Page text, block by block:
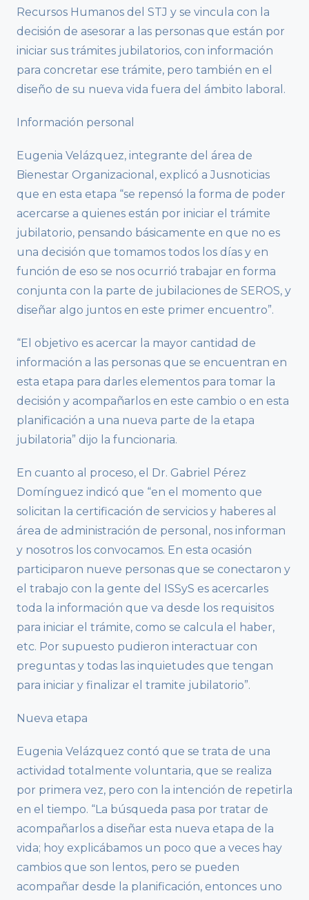
Recursos Humanos del STJ y se vincula con la
decisión de asesorar a las personas que están por
iniciar sus trámites jubilatorios, con información
para concretar ese trámite, pero también en el
diseño de su nueva vida fuera del ámbito laboral.
Información personal
Eugenia Velázquez, integrante del área de
Bienestar Organizacional, explicó a Jusnoticias
que en esta etapa “se repensó la forma de poder
acercarse a quienes están por iniciar el trámite
jubilatorio, pensando básicamente en que no es
una decisión que tomamos todos los días y en
función de eso se nos ocurrió trabajar en forma
conjunta con la parte de jubilaciones de SEROS, y
diseñar algo juntos en este primer encuentro”.
“El objetivo es acercar la mayor cantidad de
información a las personas que se encuentran en
esta etapa para darles elementos para tomar la
decisión y acompañarlos en este cambio o en esta
planificación a una nueva parte de la etapa
jubilatoria” dijo la funcionaria.
En cuanto al proceso, el Dr. Gabriel Pérez
Domínguez indicó que “en el momento que
solicitan la certificación de servicios y haberes al
área de administración de personal, nos informan
y nosotros los convocamos. En esta ocasión
participaron nueve personas que se conectaron y
el trabajo con la gente del ISSyS es acercarles
toda la información que va desde los requisitos
para iniciar el trámite, como se calcula el haber,
etc. Por supuesto pudieron interactuar con
preguntas y todas las inquietudes que tengan
para iniciar y finalizar el tramite jubilatorio”.
Nueva etapa
Eugenia Velázquez contó que se trata de una
actividad totalmente voluntaria, que se realiza
por primera vez, pero con la intención de repetirla
en el tiempo. “La búsqueda pasa por tratar de
acompañarlos a diseñar esta nueva etapa de la
vida; hoy explicábamos un poco que a veces hay
cambios que son lentos, pero se pueden
acompañar desde la planificación, entonces uno